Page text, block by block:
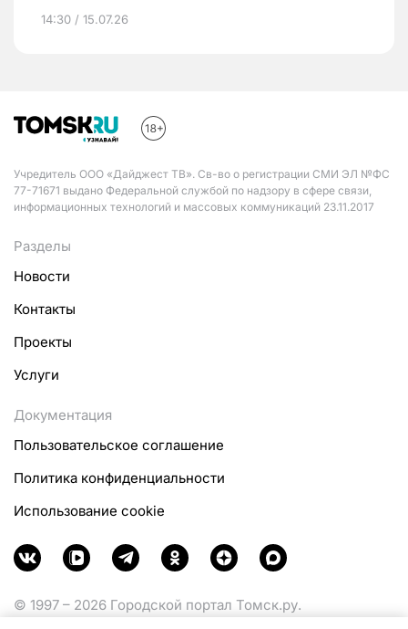
14:30 / 15.07.26
Учредитель ООО «Дайджест ТВ». Св-во о регистрации СМИ ЭЛ №ФС
77-71671 выдано Федеральной службой по надзору в сфере связи,
информационных технологий и массовых коммуникаций 23.11.2017
Разделы
Новости
Контакты
Проекты
Услуги
Документация
Пользовательское соглашение
Политика конфиденциальности
Использование cookie
© 1997 – 2026 Городской портал Томск.ру.